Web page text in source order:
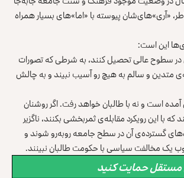
«آری»های‌شان پیوسته با «اما»های بسیار همراه
این است:
در سطوح عالی تحصیل کنند، به شرطی که تصورات
متدین و سالم به هیچ رو آسیب نبیند و به چالش
آمده است و نه با طالبان خواهد رفت. اگر روشنان
با این رویکرد مقابله‌ی ثمربخشی بکنند، ناگزیر
گسترده‌ی آن در سطح جامعه روبه‌رو شوند و
یک مخالفت سیاسی با حکومت طالبان نبینند.
مستقل حمایت کنید